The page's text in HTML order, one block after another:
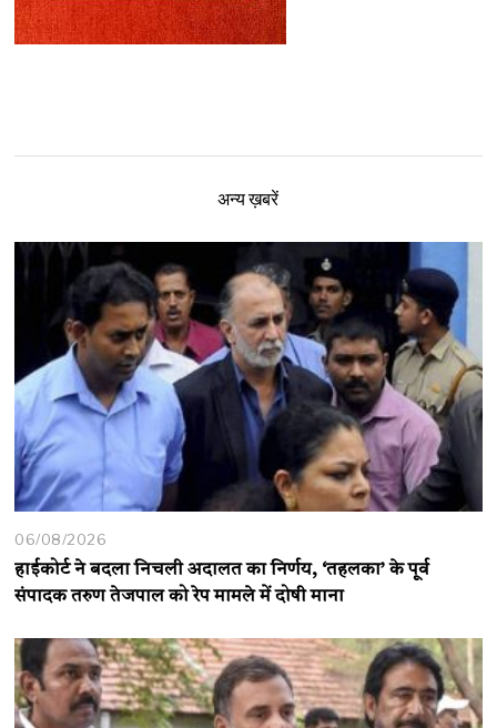
अन्य ख़बरें
06/08/2026
हाईकोर्ट ने बदला निचली अदालत का निर्णय, ‘तहलका’ के पूर्व
संपादक तरुण तेजपाल को रेप मामले में दोषी माना